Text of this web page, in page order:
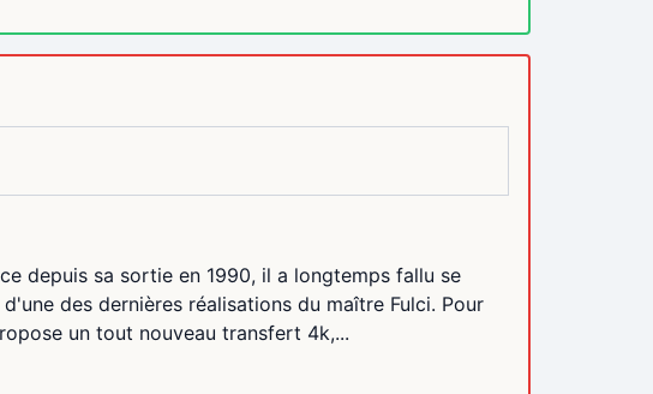
depuis sa sortie en 1990, il a longtemps fallu se
des dernières réalisations du maître Fulci. Pour
un tout nouveau transfert 4k,...